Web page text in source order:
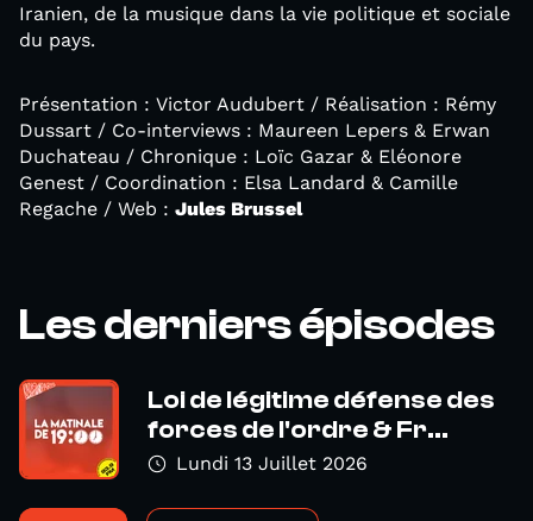
Iranien, de la musique dans la vie politique et sociale
du pays.
Présentation : Victor Audubert / Réalisation : Rémy
Dussart / Co-interviews : Maureen Lepers & Erwan
Duchateau / Chronique : Loïc Gazar & Eléonore
Genest / Coordination : Elsa Landard & Camille
Regache / Web : Jules Brussel
Les derniers épisodes
Loi de légitime défense des
forces de l'ordre & Fr...
Lundi 13 Juillet 2026